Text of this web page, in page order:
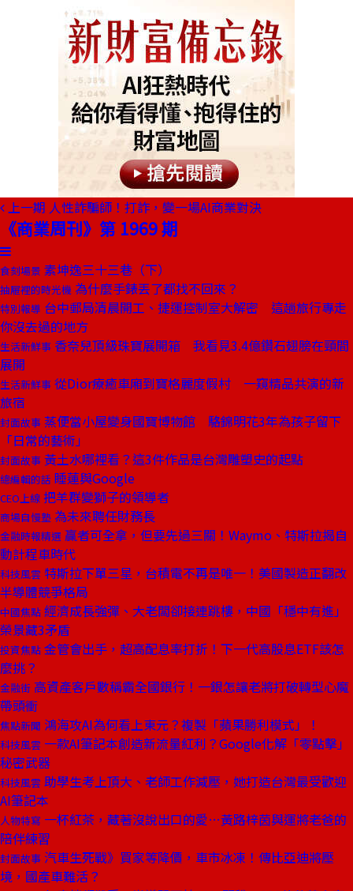
上一期 人性詐騙師！打詐，變一場AI商業對決
《商業周刊》第 1969 期
食刻場景 素坤逸三十三巷（下）
抽屜裡的時光機 為什麼手錶丟了都找不回來？
特別報導 台中郵局清晨開工、捷運控制室大解密 這趟旅行專走
你沒去過的地方
生活新鮮事 香奈兒頂級珠寶展開箱 我看見3.4億鑽石翅膀在頸間
展開
生活新鮮事 從Dior療癒車廂到寶格麗度假村 一窺精品共演的新
旅宿
封面故事 蒸便當小屋變身國寶博物館 駱錦明花3年為孩子留下
「日常的藝術」
封面故事 黃土水哪裡看？這3件作品是台灣雕塑史的起點
總編輯的話 睡蓮與Google
CEO上線 把羊群變獅子的領導者
商場自慢塾 為未來聘任財務長
金融時報精選 贏者可全拿，但要先過三關！Waymo、特斯拉揭自
動計程車時代
科技風雲 特斯拉下單三星，台積電不再是唯一！美國製造正翻改
半導體競爭格局
中國焦點 經濟成長強彈、大老闆卻接連跳樓，中國「穩中有進」
榮景藏3矛盾
投資焦點 金管會出手，超高配息率打折！下一代高股息ETF該怎
麼挑？
金融街 高資產客戶數稱霸全國銀行！一銀怎讓老將打破轉型心魔
帶頭衝
焦點新聞 鴻海攻AI為何看上東元？複製「蘋果勝利模式」！
科技風雲 一款AI筆記本創造新流量紅利？Google化解「零點擊」
秘密武器
科技風雲 助學生考上頂大、老師工作減壓，她打造台灣最受歡迎
AI筆記本
人物特寫 一杯紅茶，藏著沒說出口的愛…黃路梓茵與運將老爸的
陪伴練習
封面故事 汽車生死戰》買家等降價，車市冰凍！傳比亞迪將壓
境，國產車難活？